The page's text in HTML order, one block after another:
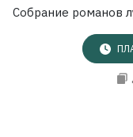
Собрание романов